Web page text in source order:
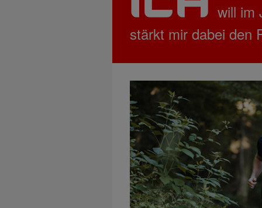
will im
stärkt mir dabei den